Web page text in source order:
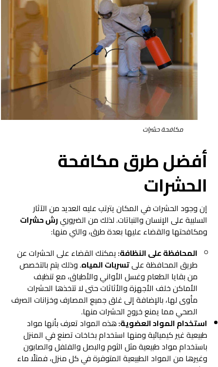
مكافحة حشرات
أفضل طرقمكافحة
الحشرات
إن وجود الحشرات في المكان يترتب عليه العديد من الآثار
السلبية على الإنسان والنباتات. لذلك من الضروريرش حشرات
ومكافحتها والقضاء عليها بعدة طرق، والتي منها:
المحافظة على النظافة:يمكنك القضاء على الحشرات عن
طريق المحافظة علىتسربات المياه. وذلك يتم بالتخصص
من بقايا الطعام وغسل الأواني والأطباق، مع تنظيف
الأماكن خلف الأجهزة والأثاثات حتى لا تتخذها الحشرات
مأوى لها، بالإضافة إلى غلق جميع المصارف وخزانات الصرف
الصحي مما يمنع خروج الحشرات منها.
استخدام المواد العضوية:هذه المواد تعرف بأنها مواد
طبيعية غير كيميائية ومنها استخدام بخاخات تصنع في المنزل
باستخدام مواد طبيعية مثل الثوم والبصل والفلفل والصابون
وغيرها من المواد الطبيعية المتوفرة في كل منزل، فمثلًا ماء